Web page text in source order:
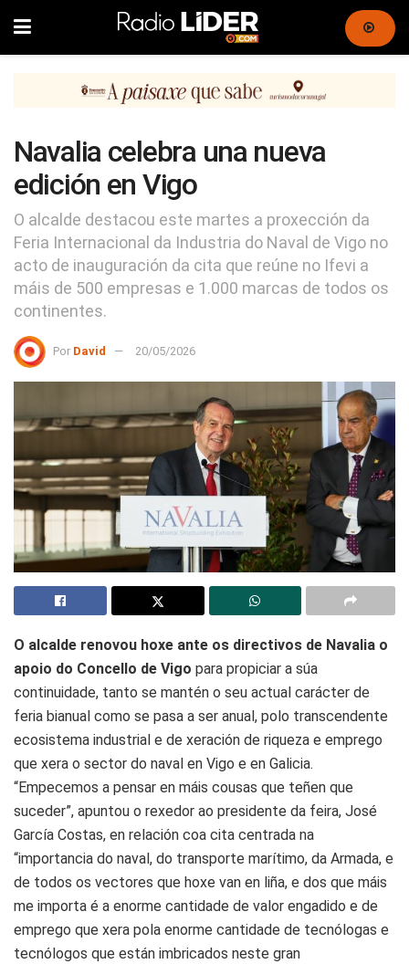
Navalia celebra una nueva
edición en Vigo
O alcalde destacou este martes a proxección da
Feria Internacional da Industria do Naval de Vigo no
acto de inauguración da cita que reúne no Ifevi a
máis de 500 empresas e 1.000 marcas de todos os
continentes.
Por David 20/05/2026
O alcalde renovou hoxe ante os directivos de Navalia o
apoio do Concello de Vigo para propiciar a súa
continuidade, tanto se mantén o seu actual carácter de
feria bianual como se pasa a ser anual, polo transcendente
ecosistema industrial e de xeración de riqueza e emprego
que xera o sector do naval en Vigo e en Galicia.
“Empecemos a pensar en máis cousas que teñen que
suceder”, apuntou o rexedor ao presidente da feira, José
García Costas, en relación coa cita centrada na
“importancia do naval, do transporte marítimo, da Armada, e
de todos os vectores que hoxe van en liña, e dos que máis
me importa é a enorme cantidade de valor engadido e de
emprego que xera pola enorme cantidade de tecnólogas e
tecnólogos que están imbricados neste gran